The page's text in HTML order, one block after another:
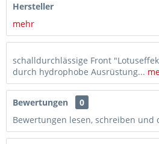
Hersteller
mehr
schalldurchlässige Front
durch hydrophobe Ausrüstung...
Bewertungen
0
Bewertungen lesen, schreiben und